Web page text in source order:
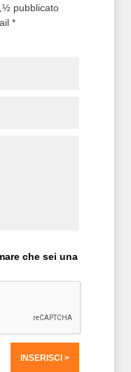
pubblicato
*
che sei una